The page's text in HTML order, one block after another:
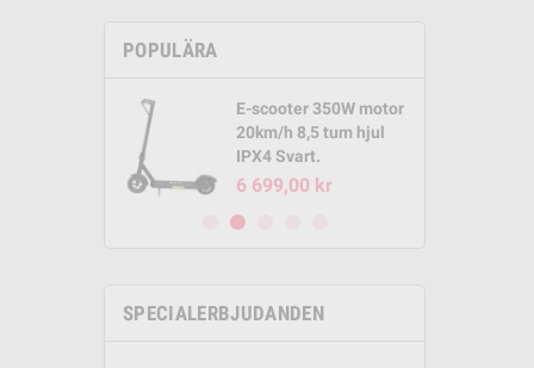
POPULÄRA
E-scooter 350W motor
20km/h 8,5 tum hjul
IPX4 Svart.
6 699,00 kr
SPECIALERBJUDANDEN